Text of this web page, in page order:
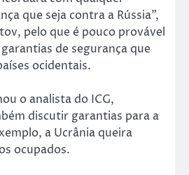
que seja contra a Rússia”,
pelo que é pouco provável
de segurança que
ocidentais.
o analista do ICG,
discutir garantias para a
a Ucrânia queira
ocupados.